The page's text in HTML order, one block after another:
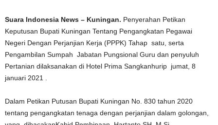
Suara Indonesia News – Kuningan. Penyerahan Petikan
Keputusan Bupati Kuningan Tentang Pengangkatan Pegawai
Negeri Dengan Perjanjian Kerja (PPPK) Tahap satu, serta
Pengambilan Sumpah Jabatan Pungsional Guru dan penyuluh
Pertanian dilaksanakan di Hotel Prima Sangkanhurip jumat, 8
januari 2021 .
Dalam Petikan Putusan Bupati Kuningan No. 830 tahun 2020
tentang pengangkatan tenaga dengan perjanjian dalam golongan,